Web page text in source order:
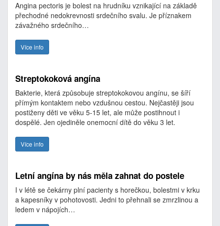
Angina pectoris je bolest na hrudníku vznikající na základě
přechodné nedokrevnosti srdečního svalu. Je příznakem
závažného srdečního…
Více info
Streptokoková angína
Bakterie, která způsobuje streptokokovou angínu, se šíří
přímým kontaktem nebo vzdušnou cestou. Nejčastěji jsou
postiženy děti ve věku 5-15 let, ale může postihnout i
dospělé. Jen ojediněle onemocní dítě do věku 3 let.
Více info
Letní angína by nás měla zahnat do postele
I v létě se čekárny plní pacienty s horečkou, bolestmi v krku
a kapesníky v pohotovosti. Jedni to přehnali se zmrzlinou a
ledem v nápojích…